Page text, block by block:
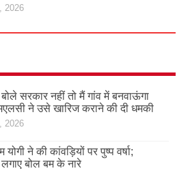
2026
सरकार नहीं तो मैं गांव में बनवाऊंगा
ने उसे खारिज कराने की दी धमकी
2026
ने की कांवड़ियों पर पुष्प वर्षा;
बोल बम के नारे